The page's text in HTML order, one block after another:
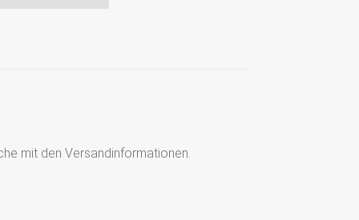
mit den Versandinformationen.